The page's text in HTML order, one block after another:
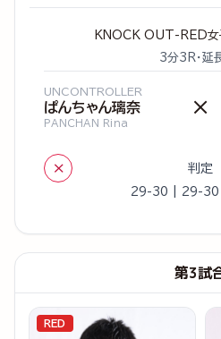
KNOCK OUT-RED
3分3R・延
UNCONTROLLER
ぱんちゃん璃奈
PANCHAN Rina
×
× 判定
29-30 | 29-
第3試
RED